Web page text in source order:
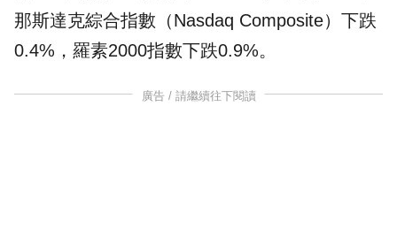
那斯達克綜合指數（Nasdaq Composite）下跌
0.4%，羅素2000指數下跌0.9%。
廣告 / 請繼續往下閱讀